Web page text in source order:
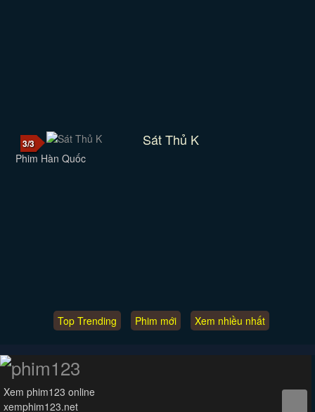
3/3 Sát Thủ K
Phim Hàn Quốc
Top Trending Phim mới Xem nhiều nhất
Xem phim123 online
xemphim123.net